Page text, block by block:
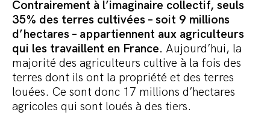
Contrairement à l’imaginaire collectif, seuls
35% des terres cultivées – soit 9 millions
d’hectares – appartiennent aux agriculteurs
qui les travaillent en France. Aujourd’hui, la
majorité des agriculteurs cultive à la fois des
terres dont ils ont la propriété et des terres
louées. Ce sont donc 17 millions d’hectares
agricoles qui sont loués à des tiers.